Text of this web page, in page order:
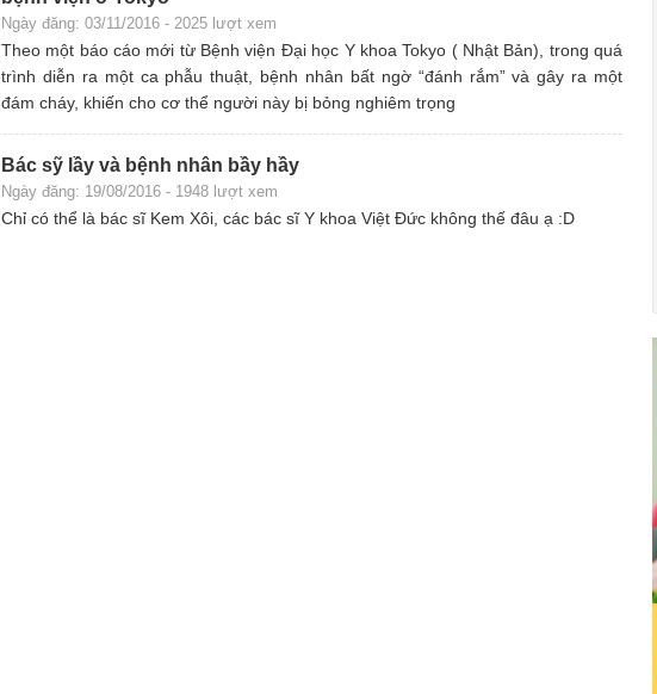
Ngày đăng: 03/11/2016 - 2025 lượt xem
Theo một báo cáo mới từ Bệnh viện Đại học Y khoa Tokyo ( Nhật Bản), trong quá
trình diễn ra một ca phẫu thuật, bệnh nhân bất ngờ “đánh rắm” và gây ra một
đám cháy, khiến cho cơ thể người này bị bỏng nghiêm trọng
Bác sỹ lầy và bệnh nhân bầy hầy
Ngày đăng: 19/08/2016 - 1948 lượt xem
Chỉ có thể là bác sĩ Kem Xôi, các bác sĩ Y khoa Việt Đức không thế đâu ạ :D